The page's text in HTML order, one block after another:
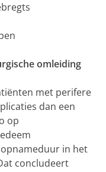
omleiding
met perifere
dan een
op
in het
concludeert